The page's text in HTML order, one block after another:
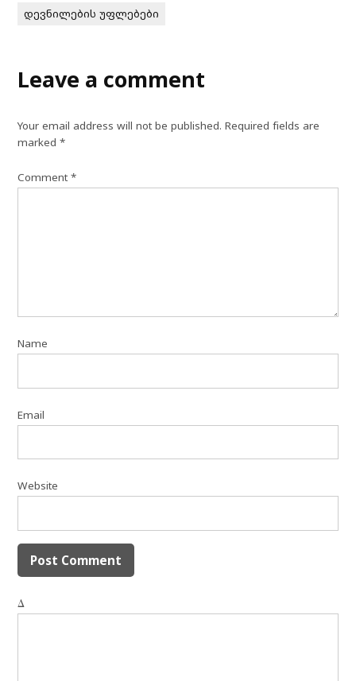
დევნილების უფლებები
Leave a comment
Your email address will not be published. Required fields are
marked*
Comment*
Name
Email
Website
Δ